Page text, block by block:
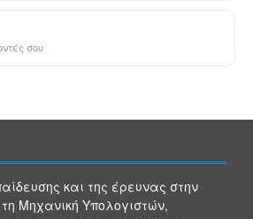
σου
και της έρευνας στην
Μηχανική Υπολογιστών,